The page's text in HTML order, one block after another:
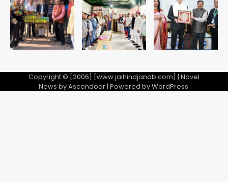
Copyright © [2006] [www.jaihindjanab.com] | Novel
News byAscendoor| Powered byWordPress.